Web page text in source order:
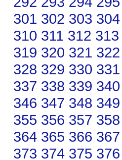
301 302 303 304
310 311 312 313
319 320 321 322
328 329 330 331
337 338 339 340
346 347 348 349
355 356 357 358
364 365 366 367
373 374 375 376